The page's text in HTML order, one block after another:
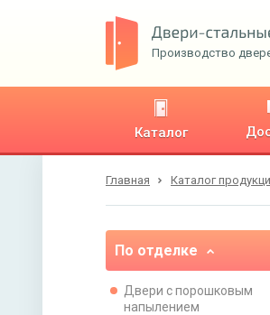
Производство
Каталог
Главная Каталог
По отделке
Двери с порошковым
напылением